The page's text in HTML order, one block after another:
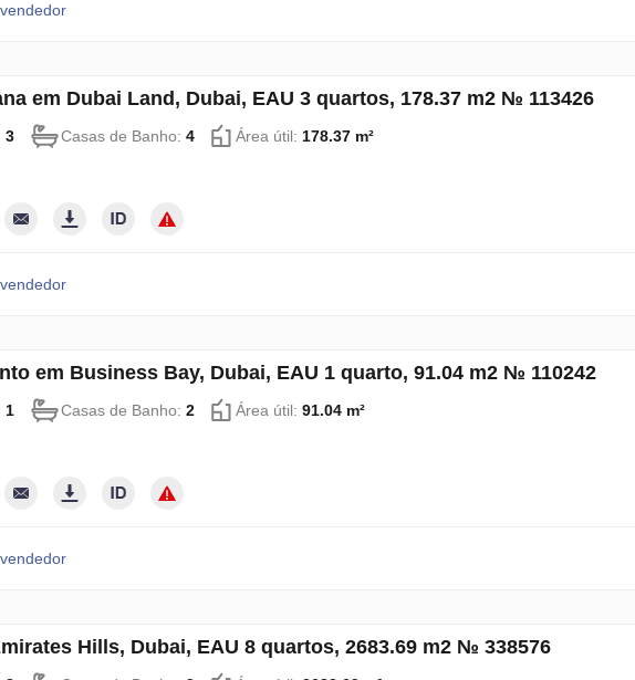
em Dubai Land, Dubai, EAU 3 quartos, 178.37 m2 № 113426
3 Casas de Banho: 4 Área útil: 178.37 m²
em Business Bay, Dubai, EAU 1 quarto, 91.04 m2 № 110242
1 Casas de Banho: 2 Área útil: 91.04 m²
Hills, Dubai, EAU 8 quartos, 2683.69 m2 № 338576